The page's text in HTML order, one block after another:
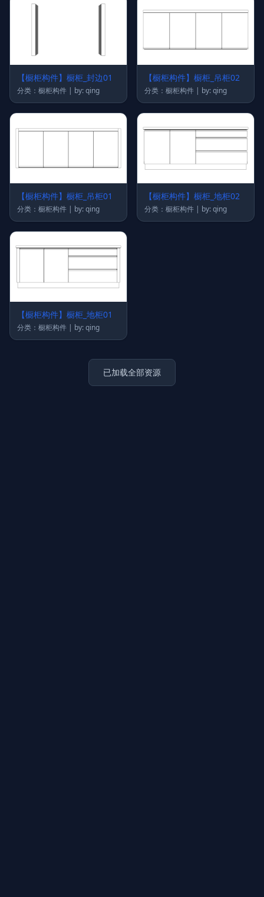
【橱柜构件】橱柜_封边01
分类：橱柜构件 | by: qing
【橱柜构件】橱柜_吊柜02
分类：橱柜构件 | by: qing
【橱柜构件】橱柜_吊柜01
分类：橱柜构件 | by: qing
【橱柜构件】橱柜_地柜02
分类：橱柜构件 | by: qing
【橱柜构件】橱柜_地柜01
分类：橱柜构件 | by: qing
已加载全部资源